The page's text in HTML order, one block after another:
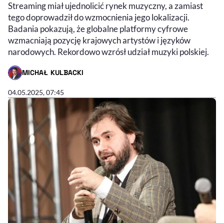
Streaming miał ujednolicić rynek muzyczny, a zamiast
tego doprowadził do wzmocnienia jego lokalizacji.
Badania pokazują, że globalne platformy cyfrowe
wzmacniają pozycję krajowych artystów i języków
narodowych. Rekordowo wzrósł udział muzyki polskiej.
MICHAŁ KULBACKI
- AUTOR ARTYKUŁU - PROFIL
04.05.2025, 07:45